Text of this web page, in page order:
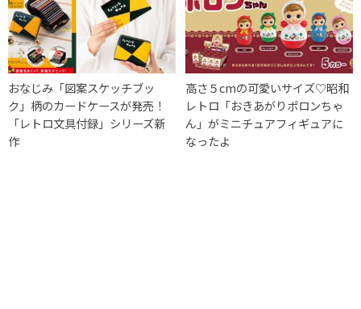
おなじみ「図案スケッチブッ
ク」柄のカードケースが発売！
「レトロ文具付録」シリーズ新
作
高さ５cmの可愛いサイズ♡昭和
レトロ「おきあがりポロンちゃ
ん」がミニチュアフィギュアに
なったよ